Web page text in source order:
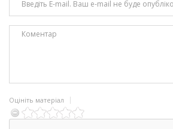
Оцініть матеріал